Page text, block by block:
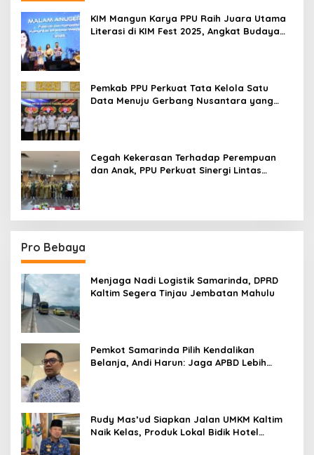
KIM Mangun Karya PPU Raih Juara Utama
Literasi di KIM Fest 2025, Angkat Budaya
Pemkab PPU Perkuat Tata Kelola Satu
Data Menuju Gerbang Nusantara yang
Cegah Kekerasan Terhadap Perempuan
dan Anak, PPU Perkuat Sinergi Lintas
Pro Bebaya
Menjaga Nadi Logistik Samarinda, DPRD
Kaltim Segera Tinjau Jembatan Mahulu
Pemkot Samarinda Pilih Kendalikan
Belanja, Andi Harun: Jaga APBD Lebih
Rudy Mas’ud Siapkan Jalan UMKM Kaltim
Naik Kelas, Produk Lokal Bidik Hotel